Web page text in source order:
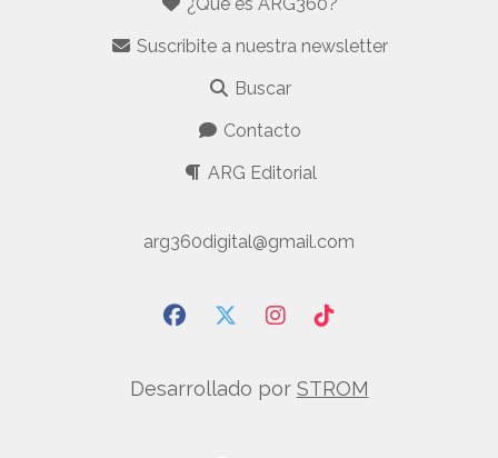
¿Qué es ARG360?
Suscribite a nuestra newsletter
Buscar
Contacto
ARG Editorial
Desarrollado por STROM
arg360digital@gmail.com